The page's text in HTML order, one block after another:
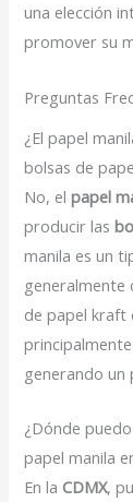
una elección
promover su
Preguntas
¿El papel
bolsas de
No, elpapel
producir las
manila es un
generalmente
de papel kraft
generando un
¿Dónde
papel manila
En la CDMX,